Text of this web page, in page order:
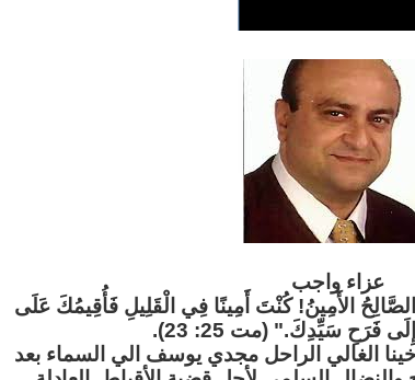
عزاء واجب
الأَمِينُ! كُنْتَ أَمِينًا فِي الْقَلِيلِ فَأُقِيمُكَ عَلَى
فَرَحِ سَيِّدِكَ." (مت 25: 23).
الغالي الراحل مجدي يوسف الي السماء بعد